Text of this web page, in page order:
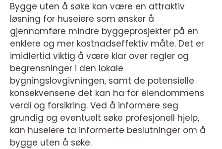
Bygge uten å søke kan være en attraktiv
løsning for huseiere som ønsker å
gjennomføre mindre byggeprosjekter på en
enklere og mer kostnadseffektiv måte. Det er
imidlertid viktig å være klar over regler og
begrensninger i den lokale
bygningslovgivningen, samt de potensielle
konsekvensene det kan ha for eiendommens
verdi og forsikring. Ved å informere seg
grundig og eventuelt søke profesjonell hjelp,
kan huseiere ta informerte beslutninger om å
bygge uten å søke.